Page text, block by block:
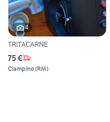
4
TRITACARNE
75 €
Ciampino(RM)